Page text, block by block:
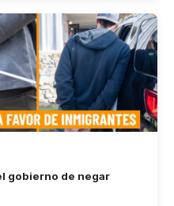
gobierno de negar